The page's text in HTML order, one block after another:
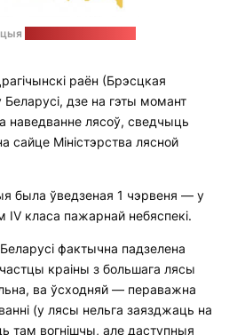
раён (Брэсцкая
дзе на гэты момант
наведванне лясоў, сведчыць
сайце Міністэрства лясной
была ўведзеная 1 чэрвеня — у
IV класа пажарнай небяспекі.
фактычна падзелена
краіны з большага лясы
ва ўсходняй — пераважна
(у лясы нельга заязджаць на
там вогнішчы, але даступныя